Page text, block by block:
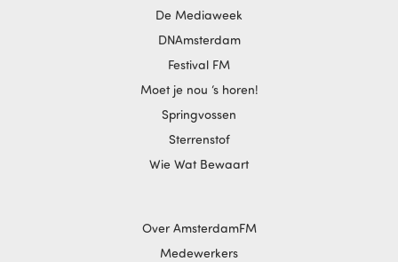
De Mediaweek
DNAmsterdam
Festival FM
Moet je nou ‘s horen!
Springvossen
Sterrenstof
Wie Wat Bewaart
Over AmsterdamFM
Medewerkers